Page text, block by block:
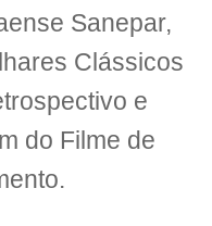
Sanepar,
Clássicos
e
do Filme de